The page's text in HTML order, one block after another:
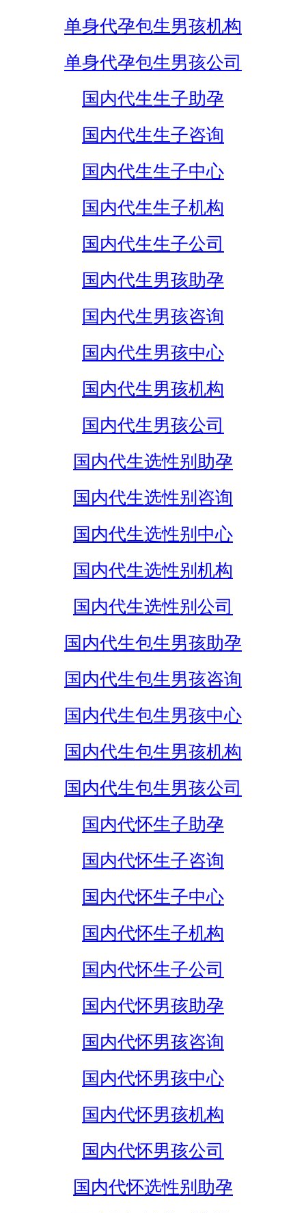
单身代孕包生男孩机构
单身代孕包生男孩公司
国内代生生子助孕
国内代生生子咨询
国内代生生子中心
国内代生生子机构
国内代生生子公司
国内代生男孩助孕
国内代生男孩咨询
国内代生男孩中心
国内代生男孩机构
国内代生男孩公司
国内代生选性别助孕
国内代生选性别咨询
国内代生选性别中心
国内代生选性别机构
国内代生选性别公司
国内代生包生男孩助孕
国内代生包生男孩咨询
国内代生包生男孩中心
国内代生包生男孩机构
国内代生包生男孩公司
国内代怀生子助孕
国内代怀生子咨询
国内代怀生子中心
国内代怀生子机构
国内代怀生子公司
国内代怀男孩助孕
国内代怀男孩咨询
国内代怀男孩中心
国内代怀男孩机构
国内代怀男孩公司
国内代怀选性别助孕